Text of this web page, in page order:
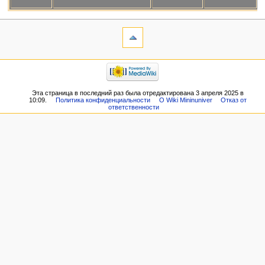
Эта страница в последний раз была отредактирована 3 апреля 2025 в
10:09.
Политика конфиденциальности О Wiki Mininuniver
Отказ от
ответственности